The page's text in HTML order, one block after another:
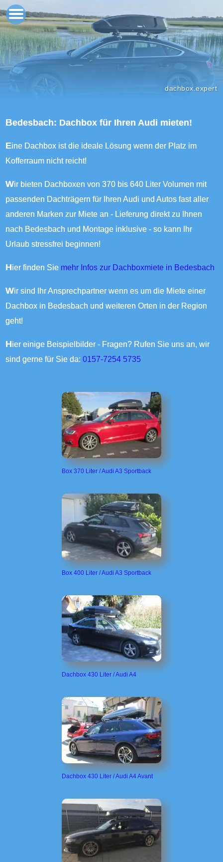
dachbox.expert
Bedesbach: Dachbox für Ihren Audi mieten!
Eine Dachbox ist die ideale Lösung wenn der Platz im
Kofferraum nicht reicht!
Wir bieten Dachboxen von 370 bis 640 Liter Volumen mit
passenden Dachträgern für Ihren Audi und Autos fast aller
anderen Marken zur Miete an - Lieferung direkt zu Ihnen
nach Bedesbach und Montage inklusive - so kann Ihr
Urlaub stressfrei beginnen!
Hier finden Sie mehr Infos zur Dachboxmiete in Bedesbach
Wir sind Ihr Ansprechpartner wenn es um die Miete einer
Dachbox in Bedesbach und weiteren Orten in der Region
geht!
Hier einige Beispielbilder - Fragen? Rufen Sie uns an, wir
sind gerne für Sie da:0157-7254 5735
Box 370 Liter / Audi A3 Sportback
Box 400 Liter / Audi A3 Sportback
Dachbox 430 Liter / Audi A4
Dachbox 430 Liter / Audi A4 Avant